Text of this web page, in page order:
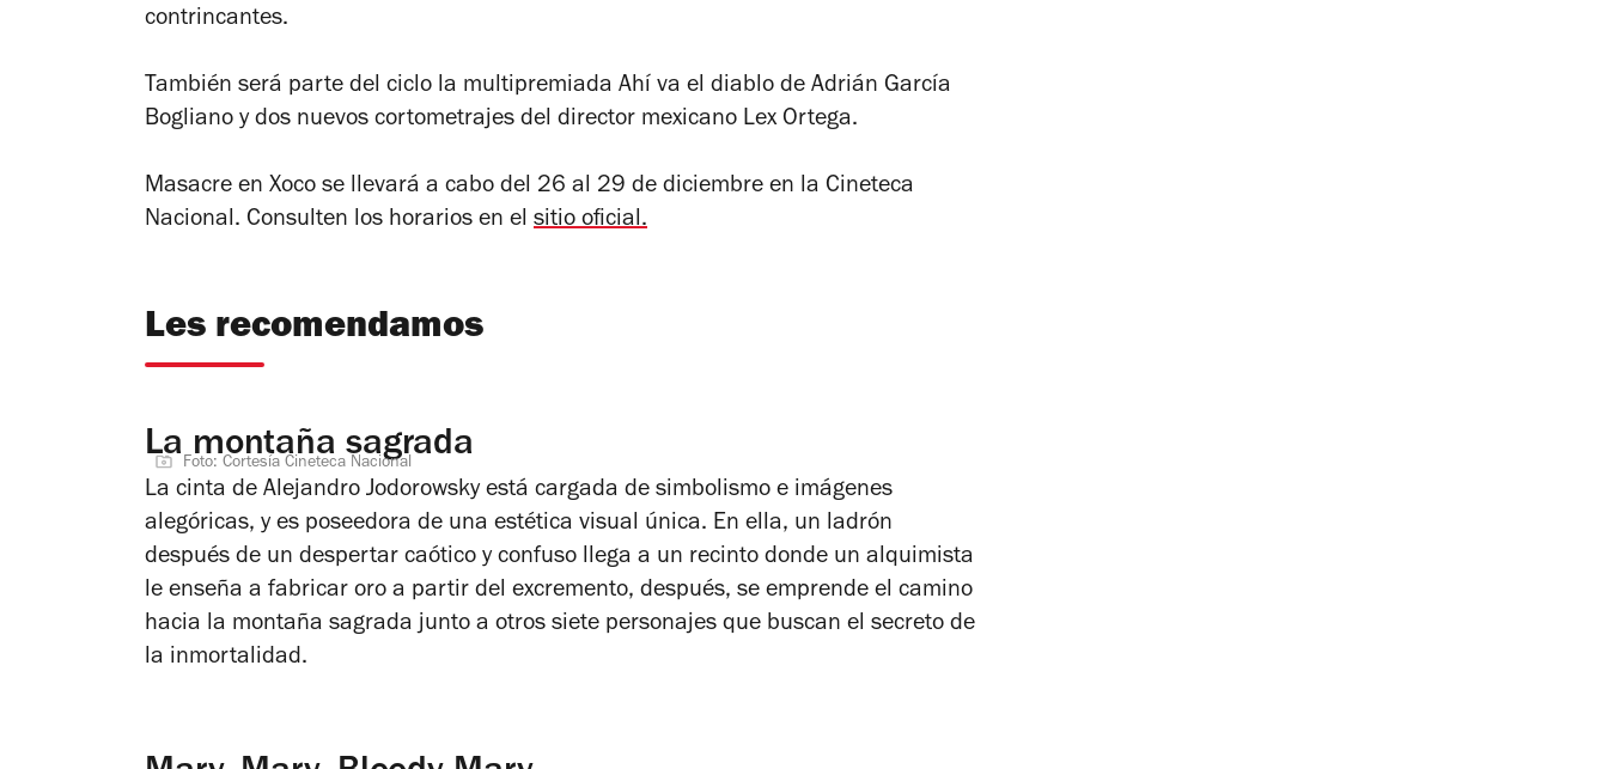
contrincantes.
También será parte del ciclo la multipremiada Ahí va el diablo de Adrián García
Bogliano y dos nuevos cortometrajes del director mexicano Lex Ortega.
Masacre en Xoco se llevará a cabo del 26 al 29 de diciembre en la Cineteca
Nacional. Consulten los horarios en el sitio oficial.
Les recomendamos
La montaña sagrada
Foto: Cortesía Cineteca Nacional
La cinta de Alejandro Jodorowsky está cargada de simbolismo e imágenes
alegóricas, y es poseedora de una estética visual única. En ella, un ladrón
después de un despertar caótico y confuso llega a un recinto donde un alquimista
le enseña a fabricar oro a partir del excremento, después, se emprende el camino
hacia la montaña sagrada junto a otros siete personajes que buscan el secreto de
la inmortalidad.